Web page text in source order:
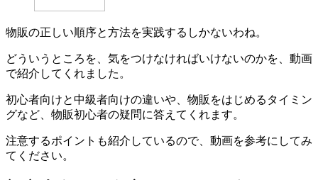
物販の正しい順序と方法を実践するしかないわね。
どういうところを、気をつけなければいけないのかを、動画
で紹介してくれました。
初心者向けと中級者向けの違いや、物販をはじめるタイミン
グなど、物販初心者の疑問に答えてくれます。
注意するポイントも紹介しているので、動画を参考にしてみ
てください。